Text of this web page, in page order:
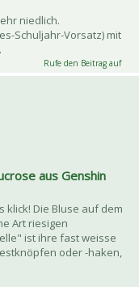
niedlich.
Schuljahr-Vorsatz) mit
Rufe den Beitrag auf
aus Genshin
klick! Die Bluse auf dem
Art riesigen
ist ihre fast weisse
oder -haken,